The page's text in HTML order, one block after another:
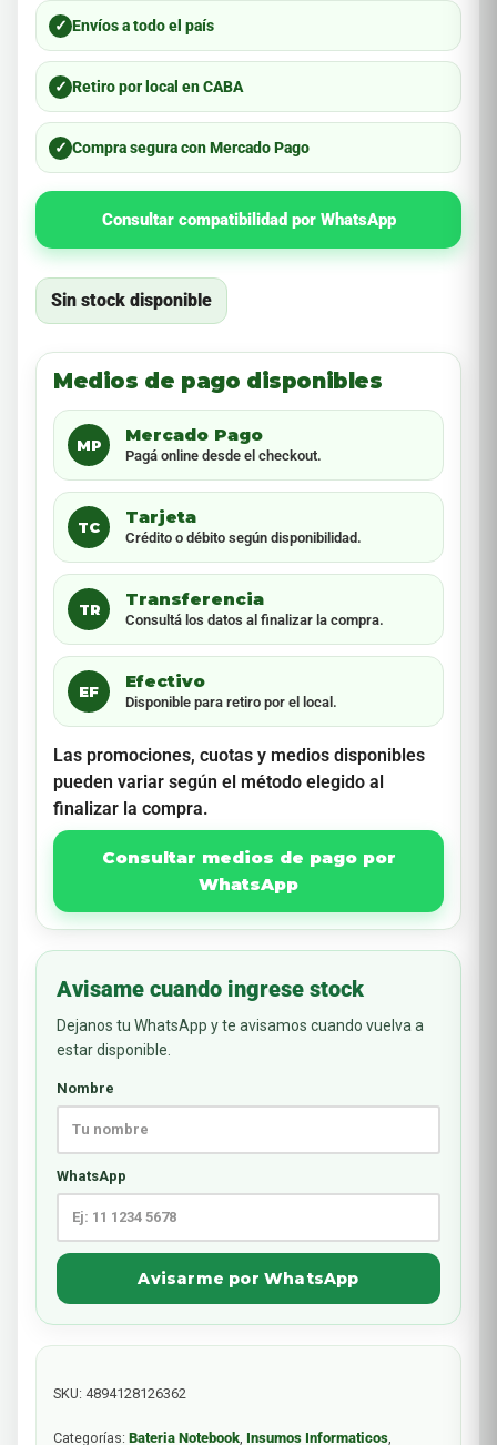
✓ Envíos a todo el país
✓ Retiro por local en CABA
✓ Compra segura con Mercado Pago
Consultar compatibilidad por WhatsApp
Sin stock disponible
Medios de pago disponibles
MP
Mercado Pago
Pagá online desde el checkout.
TC
Tarjeta
Crédito o débito según disponibilidad.
TR
Transferencia
Consultá los datos al finalizar la compra.
EF
Efectivo
Disponible para retiro por el local.
Las promociones, cuotas y medios disponibles
pueden variar según el método elegido al
finalizar la compra.
Consultar medios de pago por
WhatsApp
Avisame cuando ingrese stock
Dejanos tu WhatsApp y te avisamos cuando vuelva a
estar disponible.
Nombre
WhatsApp
Avisarme por WhatsApp
SKU: 4894128126362
Categorías: Bateria Notebook, Insumos Informaticos,